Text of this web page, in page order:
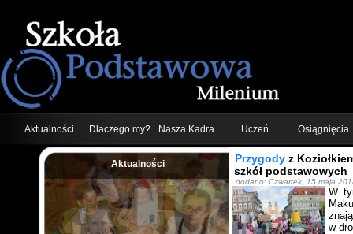
Aktualności Dlaczego my? Nasza Kadra Uczeń Osiągnięcia
Aktualności
Przygody z
szkół podstawowych
dodano: Czwartek, 15 maja
W
w